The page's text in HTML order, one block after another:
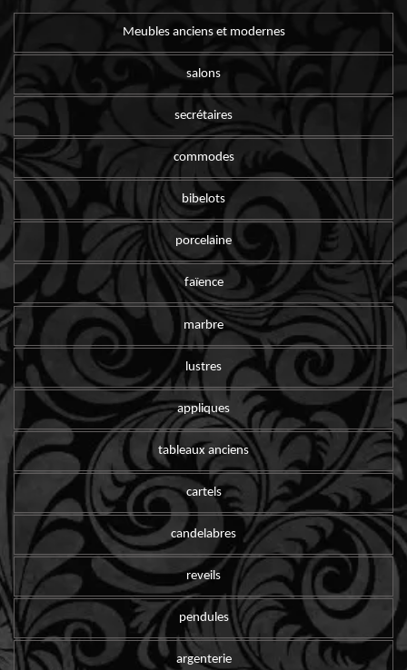
Meubles anciens et modernes
salons
secrétaires
commodes
bibelots
porcelaine
faïence
marbre
lustres
appliques
tableaux anciens
cartels
candelabres
reveils
pendules
argenterie